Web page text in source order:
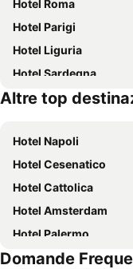
Hotel Roma
Hotel Parigi
Hotel Liguria
Hotel Sardegna
Hotel Toscana
Altre top
Hotel Napoli
Hotel Cesenatico
Hotel Cattolica
Hotel Amsterdam
Hotel Palermo
Hotel Sharm el-
Domande